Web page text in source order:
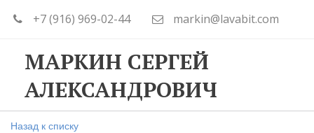
+7 (916) 969-02-44 markin@lavabit.com
МАРКИН СЕРГЕЙ
АЛЕКСАНДРОВИЧ
Назад к списку